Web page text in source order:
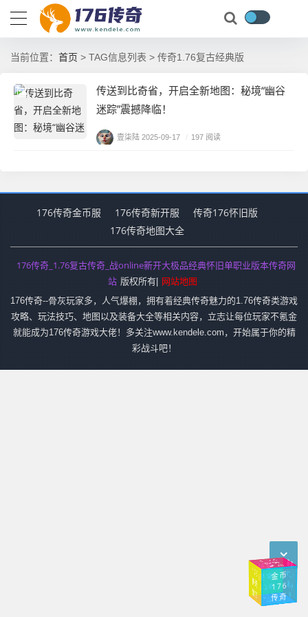
当前位置： 首页 > TAG信息列表 > 传奇1.76复古经典版
传送到比奇省，开启全新地图：秘境“幽谷
迷踪”震撼降临！
壹柒陆 2025-09-17 / 197 阅读
176传奇金币服 176传奇新开服
传奇176怀旧版
176传奇地图大全
176传奇_1.76复古传奇_战online新开大极品经典怀旧单职业版本传奇网
站 版权所有| 网站地图
176传奇--骨灰玩家多，人气爆棚，拥有着经典传奇魅力的1.76传奇类游戏
攻略、玩法技巧、地图以及装备大全等相关内容，立志让每位玩家不氪金
就能成为176传奇游戏大佬！多关注www.kendele.com，开始属于你的精
彩战斗吧！
金币
176
传奇
176
版本
传奇 传
奇
1.76
小
极
品
176
传
奇
复
古
1.76
传奇
手游
1.76
传奇
幻境
入口